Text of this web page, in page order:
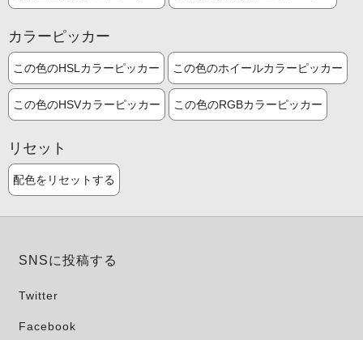
カラーピッカー
この色のHSLカラーピッカー この色のホイールカラーピッカー
この色のHSVカラーピッカー この色のRGBカラーピッカー
リセット
配色をリセットする
SNSに投稿する
Twitter
Facebook